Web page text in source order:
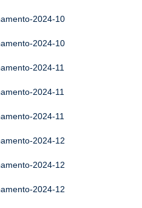
2024-10
2024-10
2024-11
2024-11
2024-11
2024-12
2024-12
2024-12